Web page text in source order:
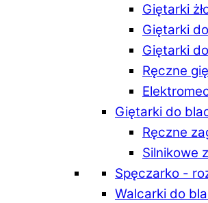
Giętarki
Giętarki
Giętarki
Ręczne
Giętarki do
Ręczne
Silnikowe
Spęczarko -
Walcarki do